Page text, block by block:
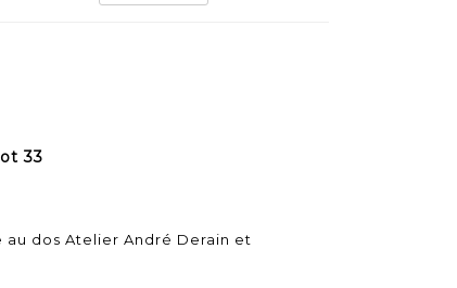
33
dos Atelier André Derain et